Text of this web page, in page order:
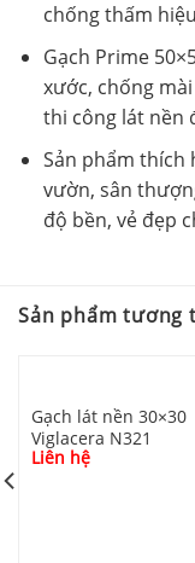
chống thấm
Gạch Prime
xước, chống
thi công lát nền
Sản phẩm thích
vườn, sân
độ bền, vẻ đẹp
Sản phẩm tương
Gạch lát nền 30×30
Viglacera N321
Liên hệ